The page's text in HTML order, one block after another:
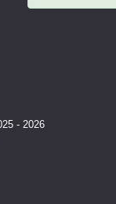
- 2026